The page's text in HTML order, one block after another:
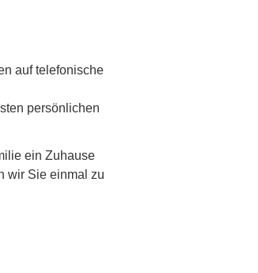
auf telefonische
persönlichen
ein Zuhause
wir Sie einmal zu